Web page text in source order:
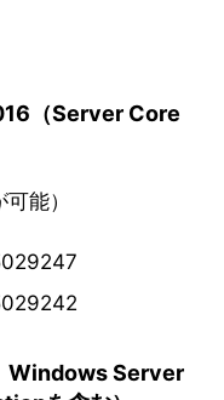
（Server Core
能）
Windows Server